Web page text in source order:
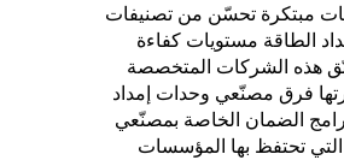
مبتكرة تحسّن من تصنيفات
الطاقة مستويات كفاءة
تطبّق هذه الشركات المتخصصة
فرق مصنّعي وحدات إمداد
الضمان الخاصة بمصنّعي
التي تحتفظ بها المؤسسات